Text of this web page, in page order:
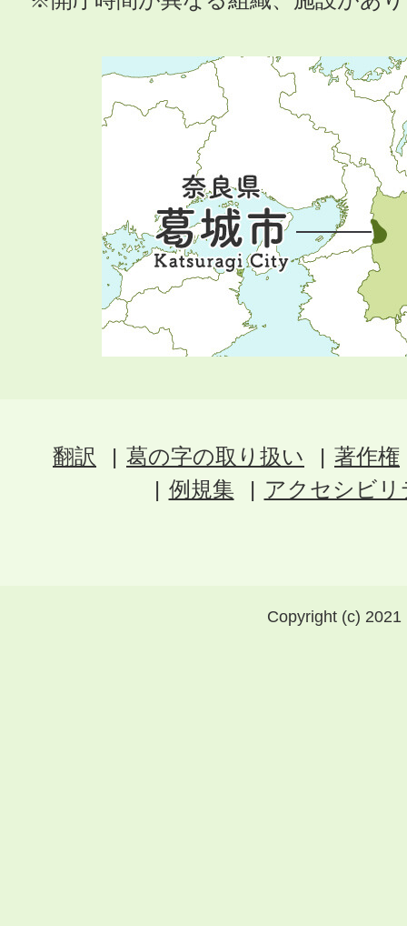
翻訳 葛の字の取り扱い
著作権
例規集
アクセシビ
Copyright (c)